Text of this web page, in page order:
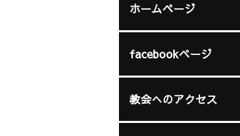
ホームページ
facebookページ
教会へのアクセス